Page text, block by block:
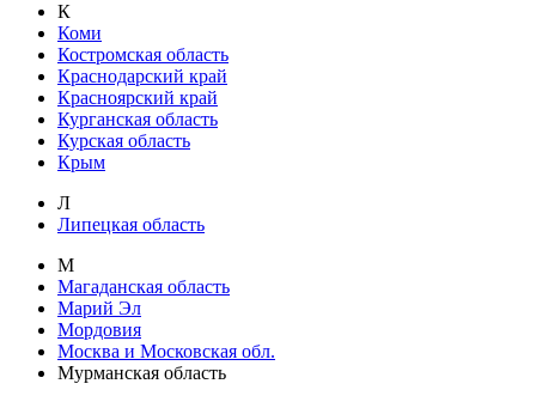
К
Коми
Костромская область
Краснодарский край
Красноярский край
Курганская область
Курская область
Крым
Л
Липецкая область
М
Магаданская область
Марий Эл
Мордовия
Москва и Московская обл.
Мурманская область